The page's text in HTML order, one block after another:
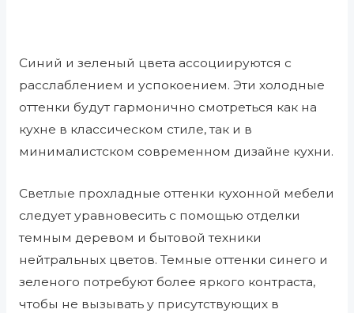
Синий и зеленый цвета ассоциируются с
расслаблением и успокоением. Эти холодные
оттенки будут гармонично смотреться как на
кухне в классическом стиле, так и в
минималистском современном дизайне кухни.
Светлые прохладные оттенки кухонной мебели
следует уравновесить с помощью отделки
темным деревом и бытовой техники
нейтральных цветов. Темные оттенки синего и
зеленого потребуют более яркого контраста,
чтобы не вызывать у присутствующих в